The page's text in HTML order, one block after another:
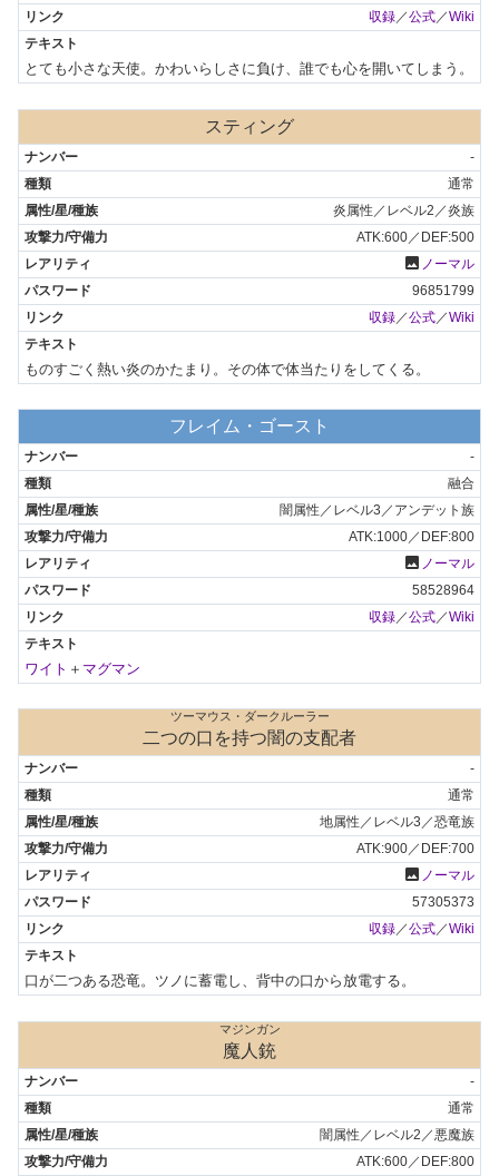
収録／公式／Wiki
とても小さな天使。かわいらしさに負け、誰でも心を開いてしまう。
スティング
-
通常
炎属性／レベル2／炎族
ATK:600／DEF:500
photo ノーマル
96851799
収録 ／公式 ／Wiki
ものすごく熱い炎のかたまり。その体で体当たりをしてくる。
フレイム・ゴースト
-
融合
闇属性／レベル3／アンデット族
ATK:1000／DEF:800
photo ノーマル
58528964
収録／公式／Wiki
ワイト ＋ マグマン
ツーマウス・ダークルーラー
二つの口を持つ闇の支配者
-
通常
地属性／レベル3／恐竜族
ATK:900／DEF:700
photo ノーマル
57305373
収録／公式／Wiki
口が二つある恐竜。ツノに蓄電し、背中の口から放電する。
マジンガン
魔人銃
-
通常
闇属性／レベル2／悪魔族
ATK:600／DEF:800